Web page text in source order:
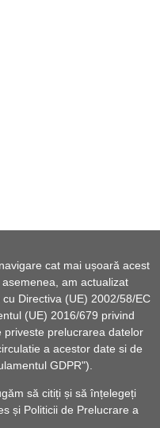
cat mai ușoară acest
am actualizat
Directiva (UE) 2002/58/EC
(UE) 2016/679 privind
priveste prelucrarea datelor
a acestor date si de
GDPR").
să citiți și să înțelegeți
și Politicii de Prelucrare a